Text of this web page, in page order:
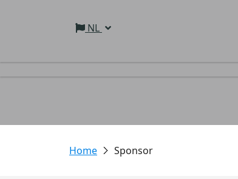
NL
Sponsor